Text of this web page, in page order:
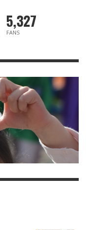
5,327
FANS